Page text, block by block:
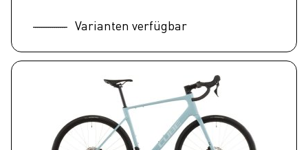
Varianten verfügbar